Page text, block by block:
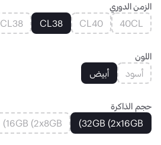
الزمن الدوري
40CL
CL40
CL38
CL38
اللون
أسود أبيض
حجم الذاكرة
32GB (2x16GB)
16GB (2x8GB)